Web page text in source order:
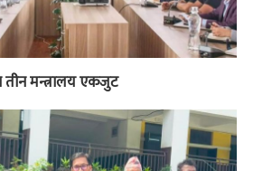
मन्त्रालय एकजुट